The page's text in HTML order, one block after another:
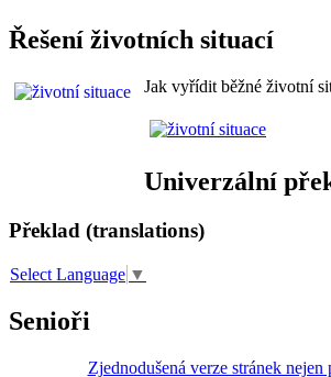
Řešení životních situací
Jak vyřídit běžné životní
Univerzální
Překlad (translations)
Select Language ▼
Senioři
Zjednodušená verze stránek nejen